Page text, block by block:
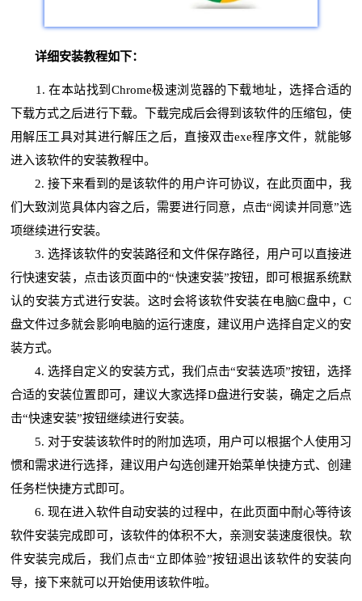
详细安装教程如下：
1. 在本站找到Chrome极速浏览器的下载地址，选择合适的
下载方式之后进行下载。下载完成后会得到该软件的压缩包，使
用解压工具对其进行解压之后，直接双击exe程序文件，就能够
进入该软件的安装教程中。
2. 接下来看到的是该软件的用户许可协议，在此页面中，我
们大致浏览具体内容之后，需要进行同意，点击“阅读并同意”选
项继续进行安装。
3. 选择该软件的安装路径和文件保存路径，用户可以直接进
行快速安装，点击该页面中的“快速安装”按钮，即可根据系统默
认的安装方式进行安装。这时会将该软件安装在电脑C盘中，C
盘文件过多就会影响电脑的运行速度，建议用户选择自定义的安
装方式。
4. 选择自定义的安装方式，我们点击“安装选项”按钮，选择
合适的安装位置即可，建议大家选择D盘进行安装，确定之后点
击“快速安装”按钮继续进行安装。
5. 对于安装该软件时的附加选项，用户可以根据个人使用习
惯和需求进行选择，建议用户勾选创建开始菜单快捷方式、创建
任务栏快捷方式即可。
6. 现在进入软件自动安装的过程中，在此页面中耐心等待该
软件安装完成即可，该软件的体积不大，亲测安装速度很快。软
件安装完成后，我们点击“立即体验”按钮退出该软件的安装向
导，接下来就可以开始使用该软件啦。